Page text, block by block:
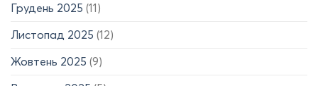
Грудень 2025 (11)
Листопад 2025 (12)
Жовтень 2025 (9)